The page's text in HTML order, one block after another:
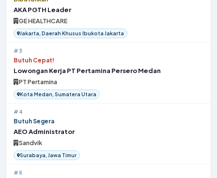
AKA PGTH Leader
GE HEALTHCARE
Jakarta, Daerah Khusus Ibukota Jakarta
#3
Butuh Cepat!
Lowongan Kerja PT Pertamina Persero Medan
PT Pertamina
Kota Medan, Sumatera Utara
#4
Butuh Segera
AEO Administrator
Sandvik
Surabaya, Jawa Timur
#5